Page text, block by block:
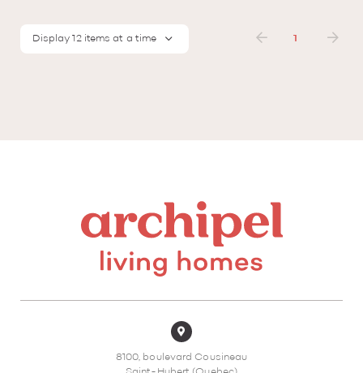
Display 12 items at a time
8100, boulevard Cousineau